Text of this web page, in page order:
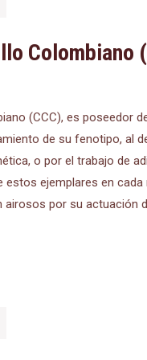
Colombiano
(CCC), es poseedor
de su fenotipo, al
o por el trabajo de
ejemplares en cada
airosos por su actuación